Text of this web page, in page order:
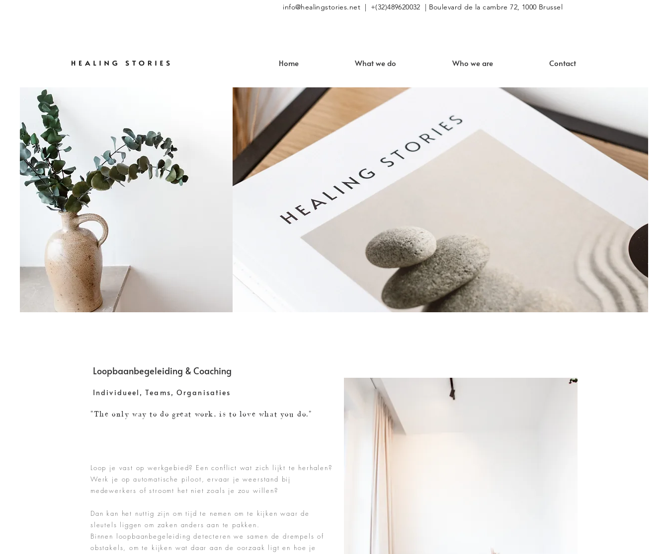
Home What we do Who we are Contact
Loopbaanbegeleiding & Coaching
Individueel, Teams, Organisaties
"The only way to do great work, is to love what you do."
Loop je vast op werkgebied? Een conflict wat zich lijkt te herhalen?
Werk je op automatische piloot, ervaar je weerstand bij
medewerkers of stroomt het niet zoals je zou willen?
Dan kan het nuttig zijn om tijd te nemen om te kijken waar de
sleutels liggen om zaken anders aan te pakken.
Binnen loopbaanbegeleiding detecteren we samen de drempels of
obstakels, om te kijken wat daar aan de oorzaak ligt en hoe je
info@healingstories.net| +(32)489620032 | Boulevard de la cambre 72, 1000 Brussel